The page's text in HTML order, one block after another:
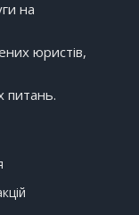
на
юристів,
питань.